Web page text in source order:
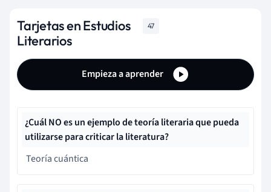
Tarjetas en Estudios
Literarios
47
Empieza a aprender
¿Cuál NO es un ejemplo de teoría literaria que pueda
utilizarse para criticar la literatura?
Teoría cuántica